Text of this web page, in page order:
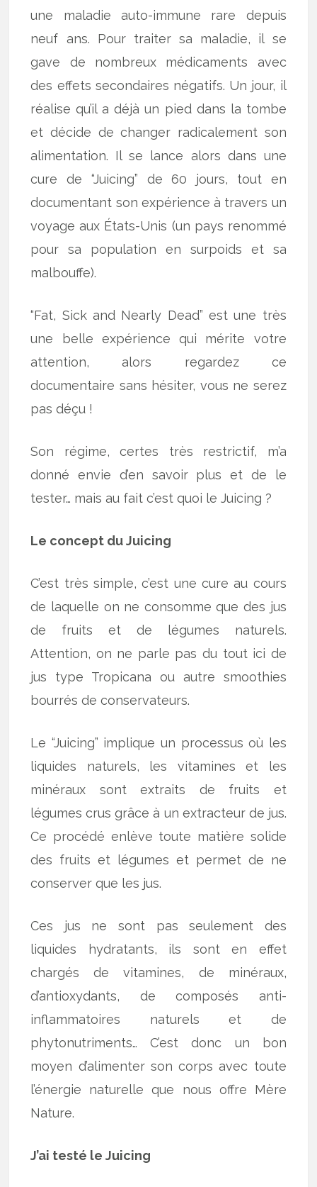
une maladie auto-immune rare depuis
neuf ans. Pour traiter sa maladie, il se
gave de nombreux médicaments avec
des effets secondaires négatifs. Un jour, il
réalise qu’il a déjà un pied dans la tombe
et décide de changer radicalement son
alimentation. Il se lance alors dans une
cure de “Juicing” de 60 jours, tout en
documentant son expérience à travers un
voyage aux États-Unis (un pays renommé
pour sa population en surpoids et sa
malbouffe).
“Fat, Sick and Nearly Dead” est une très
une belle expérience qui mérite votre
attention, alors regardez ce
documentaire sans hésiter, vous ne serez
pas déçu !
Son régime, certes très restrictif, m’a
donné envie d’en savoir plus et de le
tester… mais au fait c’est quoi le Juicing ?
Le concept du Juicing
C’est très simple, c’est une cure au cours
de laquelle on ne consomme que des jus
de fruits et de légumes naturels.
Attention, on ne parle pas du tout ici de
jus type Tropicana ou autre smoothies
bourrés de conservateurs.
Le “Juicing” implique un processus où les
liquides naturels, les vitamines et les
minéraux sont extraits de fruits et
légumes crus grâce à un extracteur de jus.
Ce procédé enlève toute matière solide
des fruits et légumes et permet de ne
conserver que les jus.
Ces jus ne sont pas seulement des
liquides hydratants, ils sont en effet
chargés de vitamines, de minéraux,
d’antioxydants, de composés anti-
inflammatoires naturels et de
phytonutriments… C’est donc un bon
moyen d’alimenter son corps avec toute
l’énergie naturelle que nous offre Mère
Nature.
J’ai testé le Juicing